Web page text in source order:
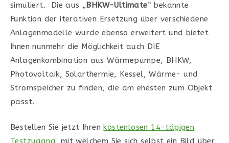
simuliert. Die aus „ BHKW-Ultimate“ bekannte
Funktion der iterativen Ersetzung über verschiedene
Anlagenmodelle wurde ebenso erweitert und bietet
Ihnen nunmehr die Möglichkeit auch DIE
Anlagenkombination aus Wärmepumpe, BHKW,
Photovoltaik, Solarthermie, Kessel, Wärme- und
Stromspeicher zu finden, die am ehesten zum Objekt
passt.
Bestellen Sie jetzt Ihrenkostenlosen 14-tägigen
Testzugang, mit welchem Sie sich selbst ein Bild über